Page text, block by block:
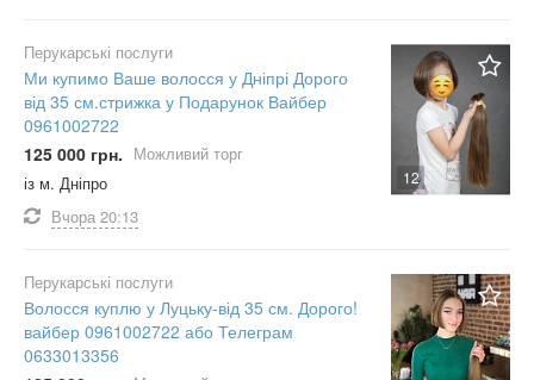
12
Перукарські послуги
Ми купимо Ваше волосся у Дніпрі Дорого
від 35 см.стрижка у Подарунок Вайбер
0961002722
125 000 грн. Можливий торг
із м. Дніпро
Вчора 20:13
Перукарські послуги
Волосся куплю у Луцьку-від 35 см. Дорого!
вайбер 0961002722 або Телеграм
0633013356